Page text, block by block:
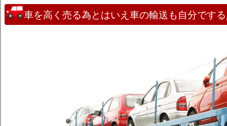
車を高く売る為とはいえ車の輸送も自分です